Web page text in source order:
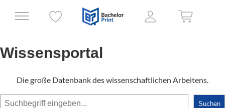
Wissensportal
Die große Datenbank des wissenschaftlichen Arbeitens.
Suchen Suchen